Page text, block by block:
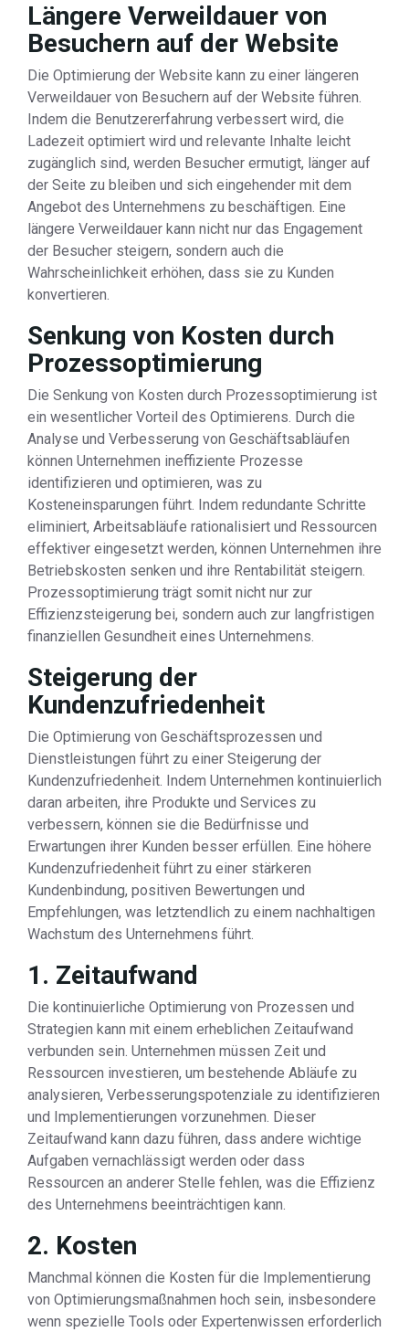
Längere Verweildauer von
Besuchern auf der Website
Die Optimierung der Website kann zu einer längeren
Verweildauer von Besuchern auf der Website führen.
Indem die Benutzererfahrung verbessert wird, die
Ladezeit optimiert wird und relevante Inhalte leicht
zugänglich sind, werden Besucher ermutigt, länger auf
der Seite zu bleiben und sich eingehender mit dem
Angebot des Unternehmens zu beschäftigen. Eine
längere Verweildauer kann nicht nur das Engagement
der Besucher steigern, sondern auch die
Wahrscheinlichkeit erhöhen, dass sie zu Kunden
konvertieren.
Senkung von Kosten durch
Prozessoptimierung
Die Senkung von Kosten durch Prozessoptimierung ist
ein wesentlicher Vorteil des Optimierens. Durch die
Analyse und Verbesserung von Geschäftsabläufen
können Unternehmen ineffiziente Prozesse
identifizieren und optimieren, was zu
Kosteneinsparungen führt. Indem redundante Schritte
eliminiert, Arbeitsabläufe rationalisiert und Ressourcen
effektiver eingesetzt werden, können Unternehmen ihre
Betriebskosten senken und ihre Rentabilität steigern.
Prozessoptimierung trägt somit nicht nur zur
Effizienzsteigerung bei, sondern auch zur langfristigen
finanziellen Gesundheit eines Unternehmens.
Steigerung der
Kundenzufriedenheit
Die Optimierung von Geschäftsprozessen und
Dienstleistungen führt zu einer Steigerung der
Kundenzufriedenheit. Indem Unternehmen kontinuierlich
daran arbeiten, ihre Produkte und Services zu
verbessern, können sie die Bedürfnisse und
Erwartungen ihrer Kunden besser erfüllen. Eine höhere
Kundenzufriedenheit führt zu einer stärkeren
Kundenbindung, positiven Bewertungen und
Empfehlungen, was letztendlich zu einem nachhaltigen
Wachstum des Unternehmens führt.
1. Zeitaufwand
Die kontinuierliche Optimierung von Prozessen und
Strategien kann mit einem erheblichen Zeitaufwand
verbunden sein. Unternehmen müssen Zeit und
Ressourcen investieren, um bestehende Abläufe zu
analysieren, Verbesserungspotenziale zu identifizieren
und Implementierungen vorzunehmen. Dieser
Zeitaufwand kann dazu führen, dass andere wichtige
Aufgaben vernachlässigt werden oder dass
Ressourcen an anderer Stelle fehlen, was die Effizienz
des Unternehmens beeinträchtigen kann.
2. Kosten
Manchmal können die Kosten für die Implementierung
von Optimierungsmaßnahmen hoch sein, insbesondere
wenn spezielle Tools oder Expertenwissen erforderlich